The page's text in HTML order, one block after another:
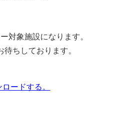
対象施設になります。
待ちしております。
ードする。